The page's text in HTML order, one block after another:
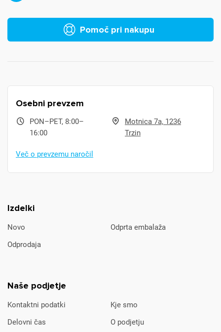
Pomoč pri nakupu
Izdelki
Novo
Odprta embalaža
Odprodaja
Naše podjetje
Kontaktni podatki
Kje smo
Delovni čas
O podjetju
Osebni prevzem
PON–PET, 8:00–
16:00
Motnica 7a, 1236
Trzin
Več o prevzemu naročil